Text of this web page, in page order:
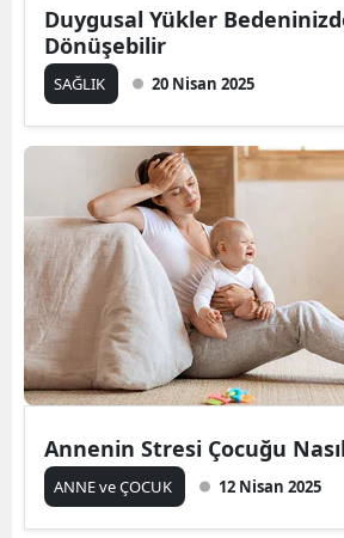
Duygusal Yükler
Dönüşebilir
SAĞLIK 20 Nisan 2025
Annenin Stresi Çocuğu
ANNE ve ÇOCUK 12 Nisan 2025